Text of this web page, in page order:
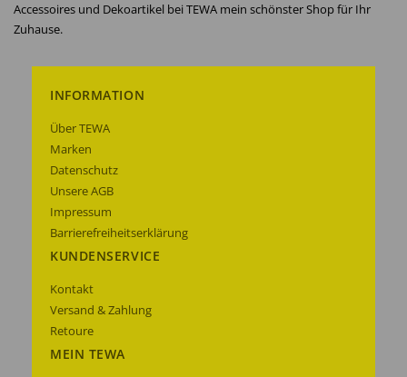
Accessoires und Dekoartikel bei TEWA mein schönster Shop für Ihr
Zuhause.
INFORMATION
Über TEWA
Marken
Datenschutz
Unsere AGB
Impressum
Barrierefreiheitserklärung
KUNDENSERVICE
Kontakt
Versand & Zahlung
Retoure
MEIN TEWA